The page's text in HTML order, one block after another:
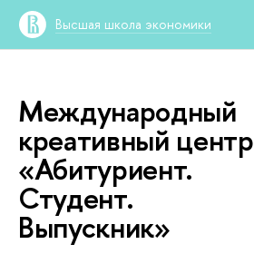
Высшая школа экономики
Международный
креативный центр
«Абитуриент.
Студент.
Выпускник»